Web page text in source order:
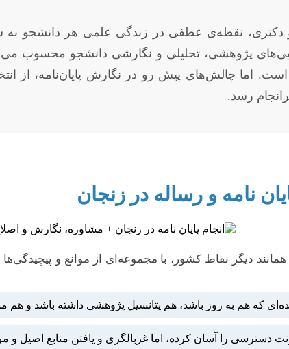
نقطه‌ی عطفی در زندگی علمی هر دانشجو به
پژوهشی، تحلیلی و نگارشی دانشجو محسوب
اما چالش‌های پیش رو در نگارش پایان‌نامه، از
رسد.
نامه و رساله در زنجان
دیگر نقاط کشور، با مجموعه‌ای از موانع و
که هم به روز باشد، هم پتانسیل پژوهشی داشته باشد و هم
دسترسی را آسان کرده، اما غربالگری و یافتن منابع اصیل